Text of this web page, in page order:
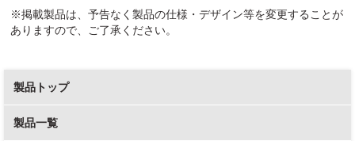
※掲載製品は、予告なく製品の仕様・デザイン等を変更することが
ありますので、ご了承ください。
製品トップ
製品一覧